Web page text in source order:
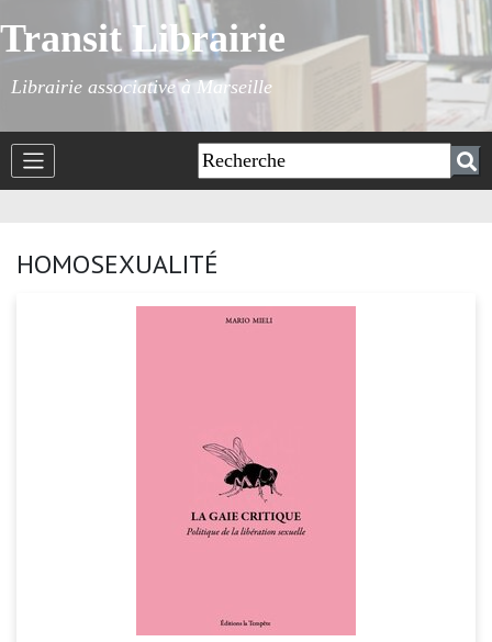
Transit Librairie
Librairie associative à Marseille
HOMOSEXUALITÉ